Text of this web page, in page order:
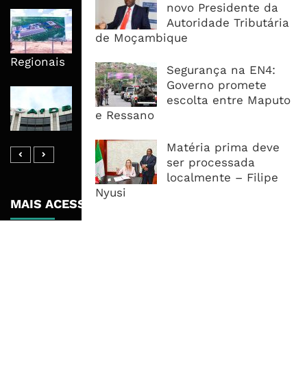
novo Presidente da
Autoridade Tributária
de Moçambique
Segurança na EN4:
Governo promete
escolta entre Maputo
e Ressano
Matéria prima deve
ser processada
localmente – Filipe
Nyusi
Nova Capacidade Cimenteira Coloca
Moçambique No Caminho Da Auto-
Suficiência E Das Exportações
Regionais
AfDB Aprova US$265 Milhões E
Acelera Ligação Da Zâmbia Ao
Corredor Do Lobito
MAIS ACESSADOS